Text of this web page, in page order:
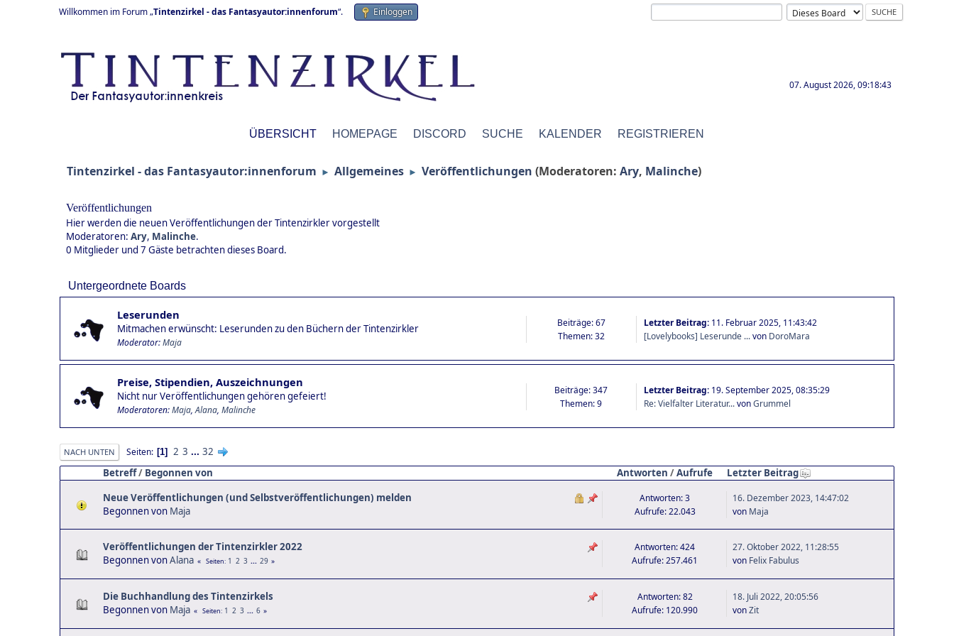
Willkommen im Forum „Tintenzirkel - das Fantasyautor:innenforum“. Einloggen
07. August 2026, 09:18:43
ÜBERSICHT HOMEPAGE DISCORD SUCHE KALENDER REGISTRIEREN
Tintenzirkel - das Fantasyautor:innenforum ► Allgemeines ► Veröffentlichungen (Moderatoren: Ary, Malinche)
Veröffentlichungen
Hier werden die neuen Veröffentlichungen der Tintenzirkler vorgestellt
Moderatoren: Ary, Malinche.
0 Mitglieder und 7 Gäste betrachten dieses Board.
Untergeordnete Boards
Leserunden
Mitmachen erwünscht: Leserunden zu den Büchern der Tintenzirkler
Moderator:Maja
Beiträge: 67
Themen: 32
Letzter Beitrag: 11. Februar 2025, 11:43:42
[Lovelybooks] Leserunde ...von DoroMara
Preise, Stipendien, Auszeichnungen
Nicht nur Veröffentlichungen gehören gefeiert!
Moderatoren:Maja,Alana, Malinche
Beiträge: 347
Themen: 9
Letzter Beitrag: 19. September 2025, 08:35:29
Re: Vielfalter Literatur...vonGrummel
NACH UNTEN Seiten 1 2 3 ... 32
Betreff/ Begonnen von Antworten /Aufrufe
Letzter Beitrag
Neue Veröffentlichungen (und Selbstveröffentlichungen) melden
Begonnen von Maja
Antworten: 3
Aufrufe: 22.043
16. Dezember 2023, 14:47:02
von Maja
Veröffentlichungen der Tintenzirkler 2022
Begonnen vonAlana Seiten 1 2 3 ... 29
Antworten: 424
Aufrufe: 257.461
27. Oktober 2022, 11:28:55
von Felix Fabulus
Die Buchhandlung des Tintenzirkels
Begonnen von Maja Seiten 1 2 3 ... 6
Antworten: 82
Aufrufe: 120.990
18. Juli 2022, 20:05:56
vonZit